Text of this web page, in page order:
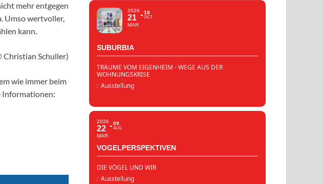
mehr entgegen
Umso wertvoller,
kann.
Christian Schuller)
wie immer beim
Informationen:
2026
21
MAR
18
OCT
SUBURBIA
TRÄUME VOM EIGENHEIM - WEGE AUS DER
WOHNUNGSKRISE
: Ausstellung
2026
22
MAR
09
AUG
VOGELPERSPEKTIVEN
DIE VÖGEL UND WIR
: Ausstellung